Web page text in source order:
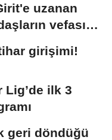
uzanan
vefası
girişimi!
Lig’de ilk 3
geri döndüğü